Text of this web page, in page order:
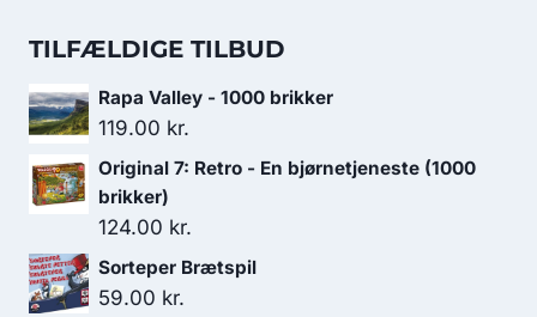
pris
179.00 kr..119.00 kr..
TILFÆLDIGE TILBUD
Rapa Valley - 1000 brikker
119.00 kr.
Original 7: Retro - En bjørnetjeneste (1000
brikker)
124.00 kr.
Sorteper Brætspil
59.00 kr.